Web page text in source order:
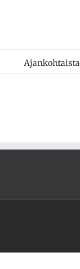
Ajankohtaista